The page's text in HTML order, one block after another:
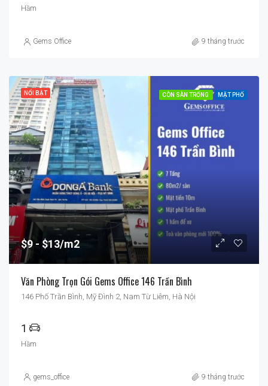
Hầm
Gems Office 9 tháng trước
NỔI BẬT CÒN SÀN TRỐNG MẶT PHỐ
$9 $13/m2
Văn Phòng Trọn Gói Gems Office 146 Trần Bình
146 Phố Trần Bình, Mỹ Đình 2, Nam Từ Liêm, Hà Nội
1
Hầm
gems_office 9 tháng trước